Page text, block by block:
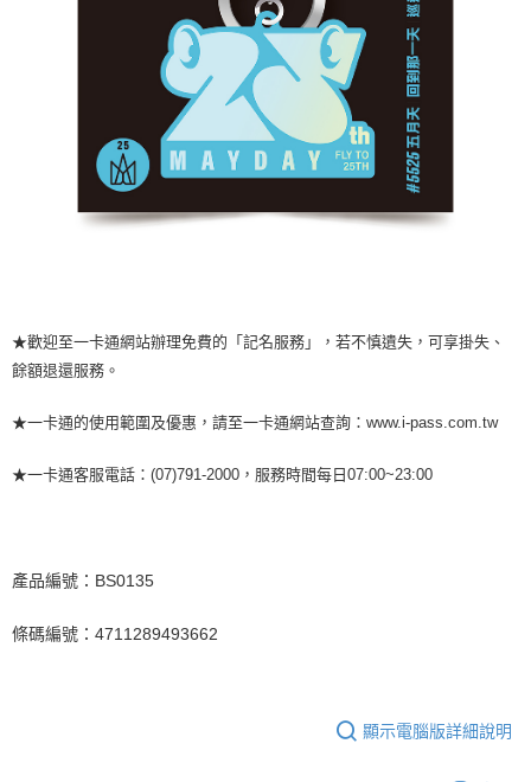
每筆NT$65，滿NT$1,000(含以上)免運費
每筆NT$65，滿NT$1,000(含以上)免運費
付款後7-11取貨
每筆NT$65，滿NT$1,000(含以上)免運費
★歡迎至一卡通網站辦理免費的「記名服務」，若不慎遺失，可享掛失、
餘額退還服務。
★一卡通的使用範圍及優惠，請至一卡通網站查詢：www.i-pass.com.tw
★一卡通客服電話：(07)791-2000，服務時間每日07:00~23:00
產品編號：BS0135
條碼編號：4711289493662
顯示電腦版詳細說明